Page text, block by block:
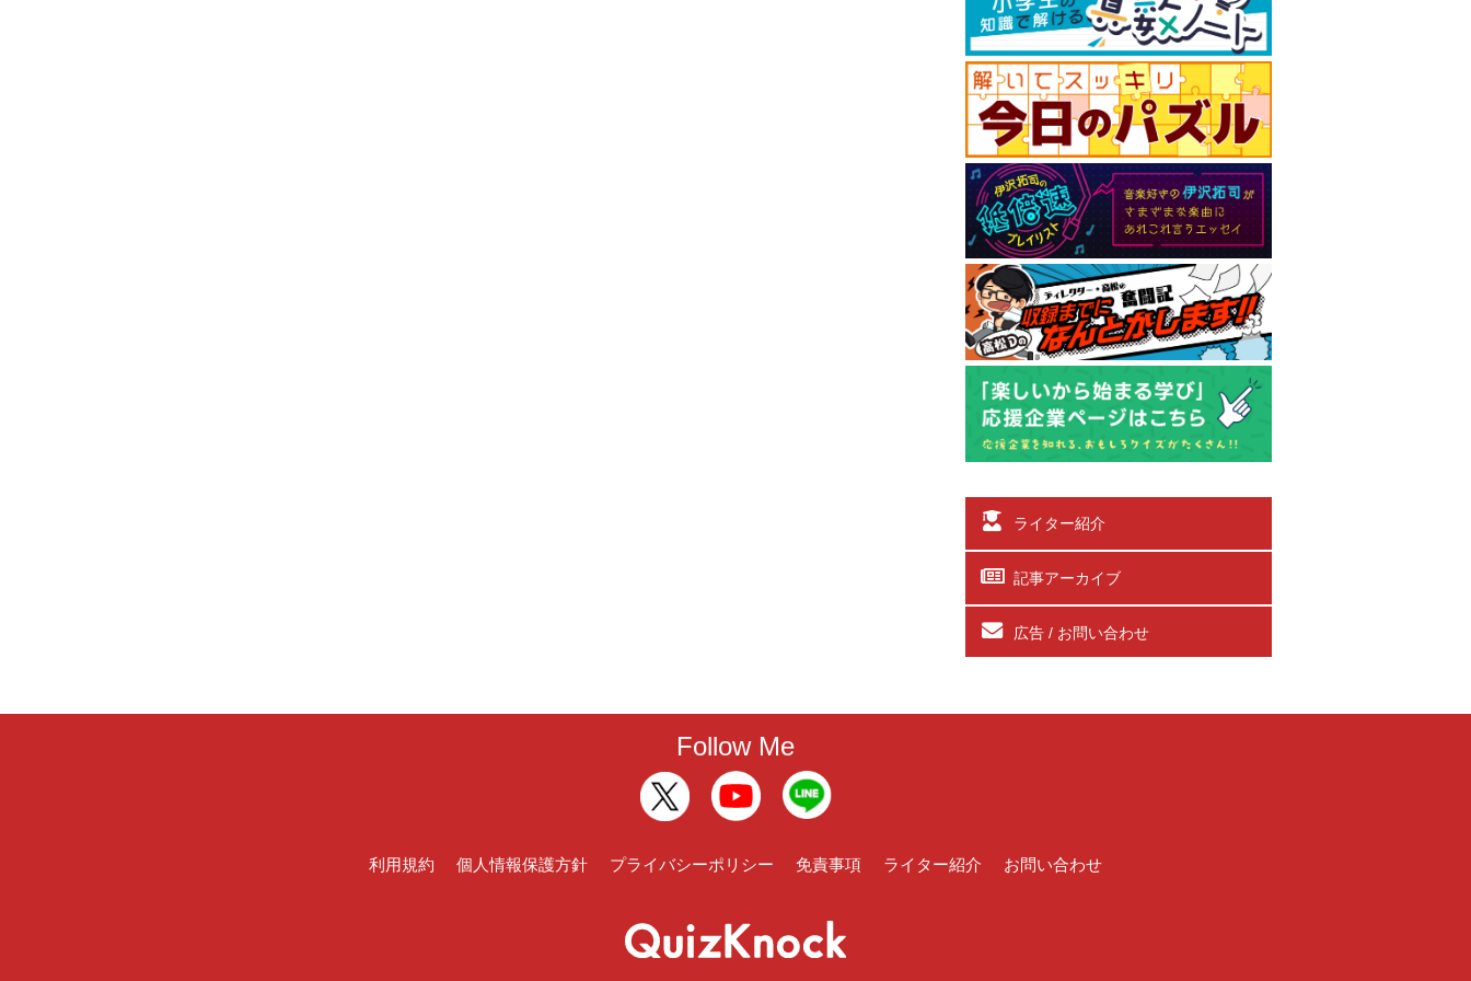
ライター紹介
記事アーカイブ
広告 / お問い合わせ
Follow Me
利用規約 個人情報保護方針 プライバシーポリシー 免責事項 ライター紹介 お問い合わせ